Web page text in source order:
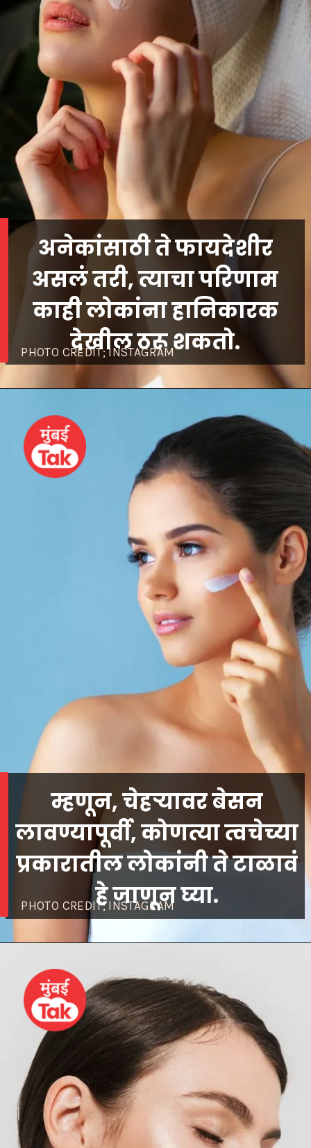
PHOTO CREDIT; INSTAGRAM
अनेकांसाठी ते फायदेशीर
असलं तरी, त्याचा परिणाम
काही लोकांना हानिकारक
PHOTO CREDIT; INSTAGRAM
म्हणून, चेहऱ्यावर बेसन
लावण्यापूर्वी, कोणत्या त्वचेच्या
प्रकारातील लोकांनी ते टाळावं